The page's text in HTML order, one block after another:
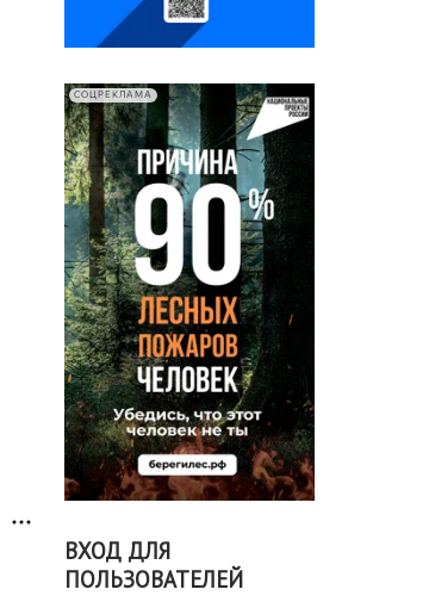
СОЦРЕКЛАМА
ВХОД ДЛЯ
ПОЛЬЗОВАТЕЛЕЙ